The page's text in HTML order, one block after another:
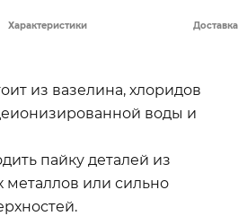
Характеристики Доставка
из вазелина, хлоридов
воды и
пайку деталей из
или сильно